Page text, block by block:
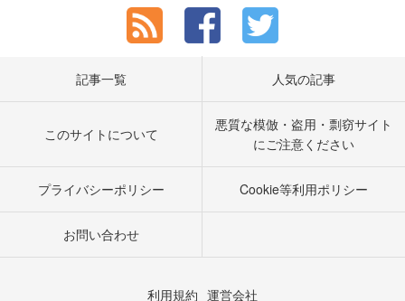
記事一覧 人気の記事
このサイトについて
悪質な模倣・盗用・剽窃サイト
にご注意ください
プライバシーポリシー Cookie等利用ポリシー
お問い合わせ
利用規約 運営会社